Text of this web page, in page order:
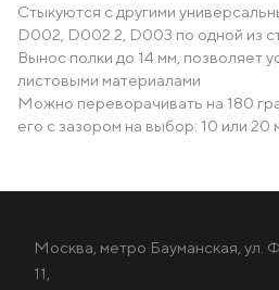
Стыкуются с другими
D002, D002.2, D003 по одной из
Вынос полки до 14 мм, позволяет
листовыми материалами
Можно переворачивать на 180
его с зазором на выбор: 10 или 20
Москва, метро Бауманская, ул.
11,